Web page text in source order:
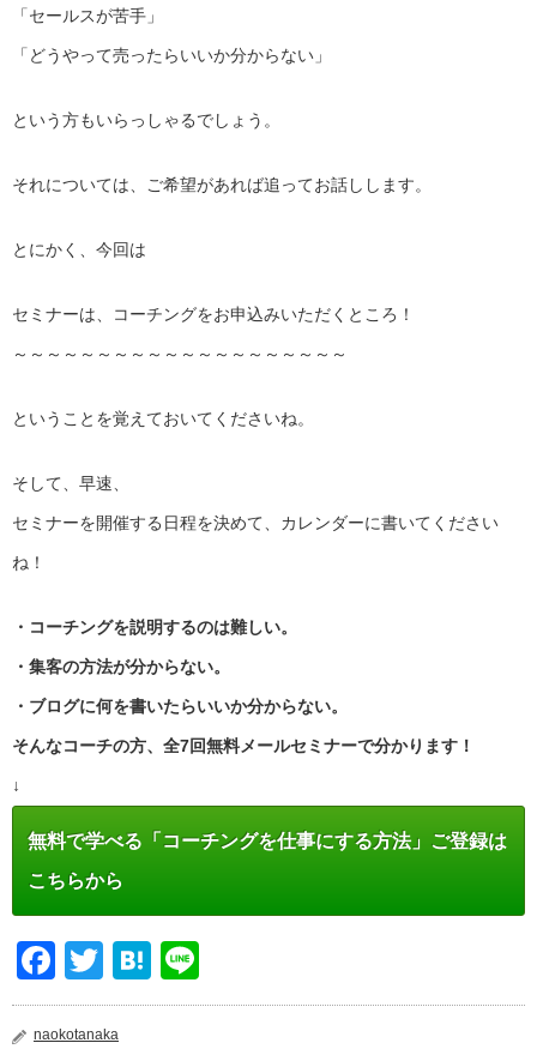
「セールスが苦手」
「どうやって売ったらいいか分からない」
という方もいらっしゃるでしょう。
それについては、ご希望があれば追ってお話しします。
とにかく、今回は
セミナーは、コーチングをお申込みいただくところ！
～～～～～～～～～～～～～～～～～～～～
ということを覚えておいてくださいね。
そして、早速、
セミナーを開催する日程を決めて、カレンダーに書いてください
ね！
・コーチングを説明するのは難しい。
・集客の方法が分からない。
・ブログに何を書いたらいいか分からない。
そんなコーチの方、全7回無料メールセミナーで分かります！
↓
無料で学べる「コーチングを仕事にする方法」ご登録は
こちらから
Facebook
TwitterHatena
naokotanaka